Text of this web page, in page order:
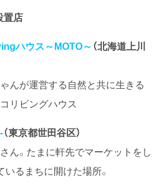
置店
ハウス～MOTO～ （北海道上川
んが運営する自然と共に生きる
リビングハウス
（東京都世田谷区）
ん。たまに軒先でマーケットをし
いるまちに開けた場所。